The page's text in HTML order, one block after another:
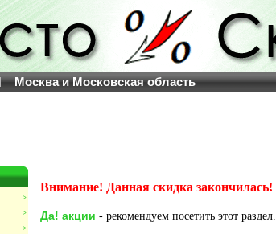
Москва и Московская область
>
>
>
Внимание! Данная скидка закончилась!
Да! акции - рекомендуем посетить этот раздел.